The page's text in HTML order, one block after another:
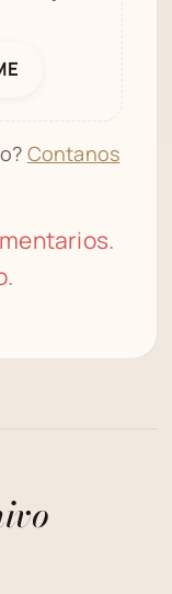
Contanos